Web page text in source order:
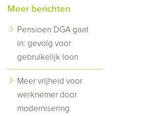
Meer berichten
Pensioen DGA gaat
in: gevolg voor
gebruikelijk loon
Meer vrijheid voor
werknemer door
modernisering